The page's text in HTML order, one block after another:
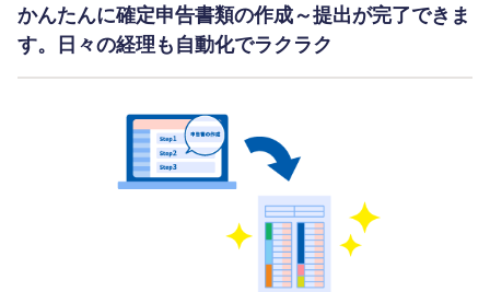
かんたんに確定申告書類の作成～提出が完了できま
す。日々の経理も自動化でラクラク